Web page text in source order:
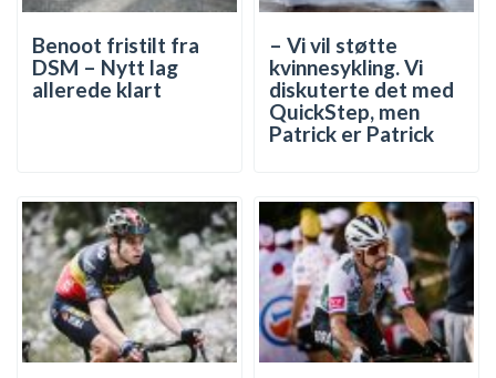
Benoot fristilt fra
DSM – Nytt lag
allerede klart
– Vi vil støtte
kvinnesykling. Vi
diskuterte det med
QuickStep, men
Patrick er Patrick